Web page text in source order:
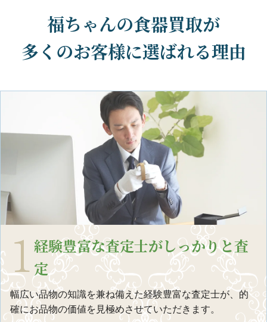
福ちゃんの食器買取が
多くのお客様に選ばれる理由
経験豊富な査定士がしっかりと査
定
幅広い品物の知識を兼ね備えた経験豊富な査定士が、的
確にお品物の価値を見極めさせていただきます。